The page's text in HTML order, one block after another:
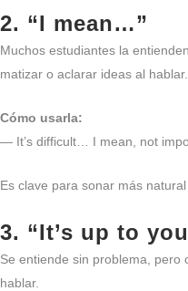
2. “I mean…”
Muchos estudiantes la
matizar o aclarar ideas al hablar.
Cómo usarla:
— It’s difficult… I mean, not
Es clave para sonar más
3. “It’s up to
Se entiende sin problema, pero
hablar.